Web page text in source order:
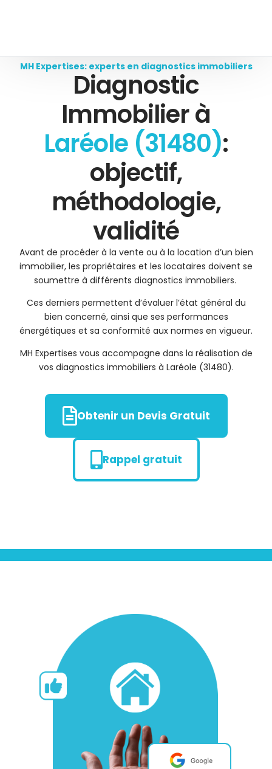
MH Expertises: experts en diagnostics immobiliers
Diagnostic
Immobilier à
Laréole (31480):
objectif,
méthodologie,
validité
Avant de procéder à la vente ou à la location d’un bien
immobilier, les propriétaires et les locataires doivent se
soumettre à différents diagnostics immobiliers.
Ces derniers permettent d’évaluer l’état général du
bien concerné, ainsi que ses performances
énergétiques et sa conformité aux normes en vigueur.
MH Expertises vous accompagne dans la réalisation de
vos diagnostics immobiliers à Laréole (31480).
Obtenir un Devis Gratuit
Rappel gratuit